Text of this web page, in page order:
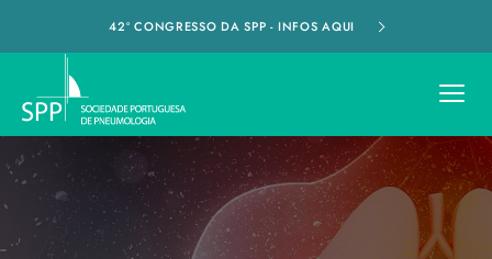
42º CONGRESSO DA SPP - INFOS AQUI